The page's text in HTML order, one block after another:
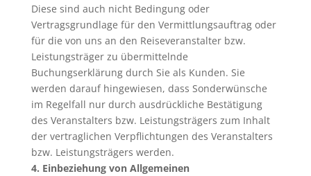
Diese sind auch nicht Bedingung oder
Vertragsgrundlage für den Vermittlungsauftrag oder
für die von uns an den Reiseveranstalter bzw.
Leistungsträger zu übermittelnde
Buchungserklärung durch Sie als Kunden. Sie
werden darauf hingewiesen, dass Sonderwünsche
im Regelfall nur durch ausdrückliche Bestätigung
des Veranstalters bzw. Leistungsträgers zum Inhalt
der vertraglichen Verpflichtungen des Veranstalters
bzw. Leistungsträgers werden.
4. Einbeziehung von Allgemeinen